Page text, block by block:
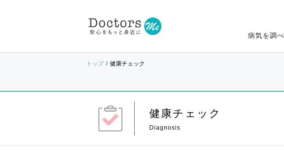
病気を調
トップ 健康チェック
健康チェック